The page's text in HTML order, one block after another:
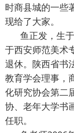
时商县城的一些
现给了大家。
鱼正发，生于
于西安师范美术
退休。陕西省书
教育学会理事，
化研究协会第二
协、老年大学书
任职。